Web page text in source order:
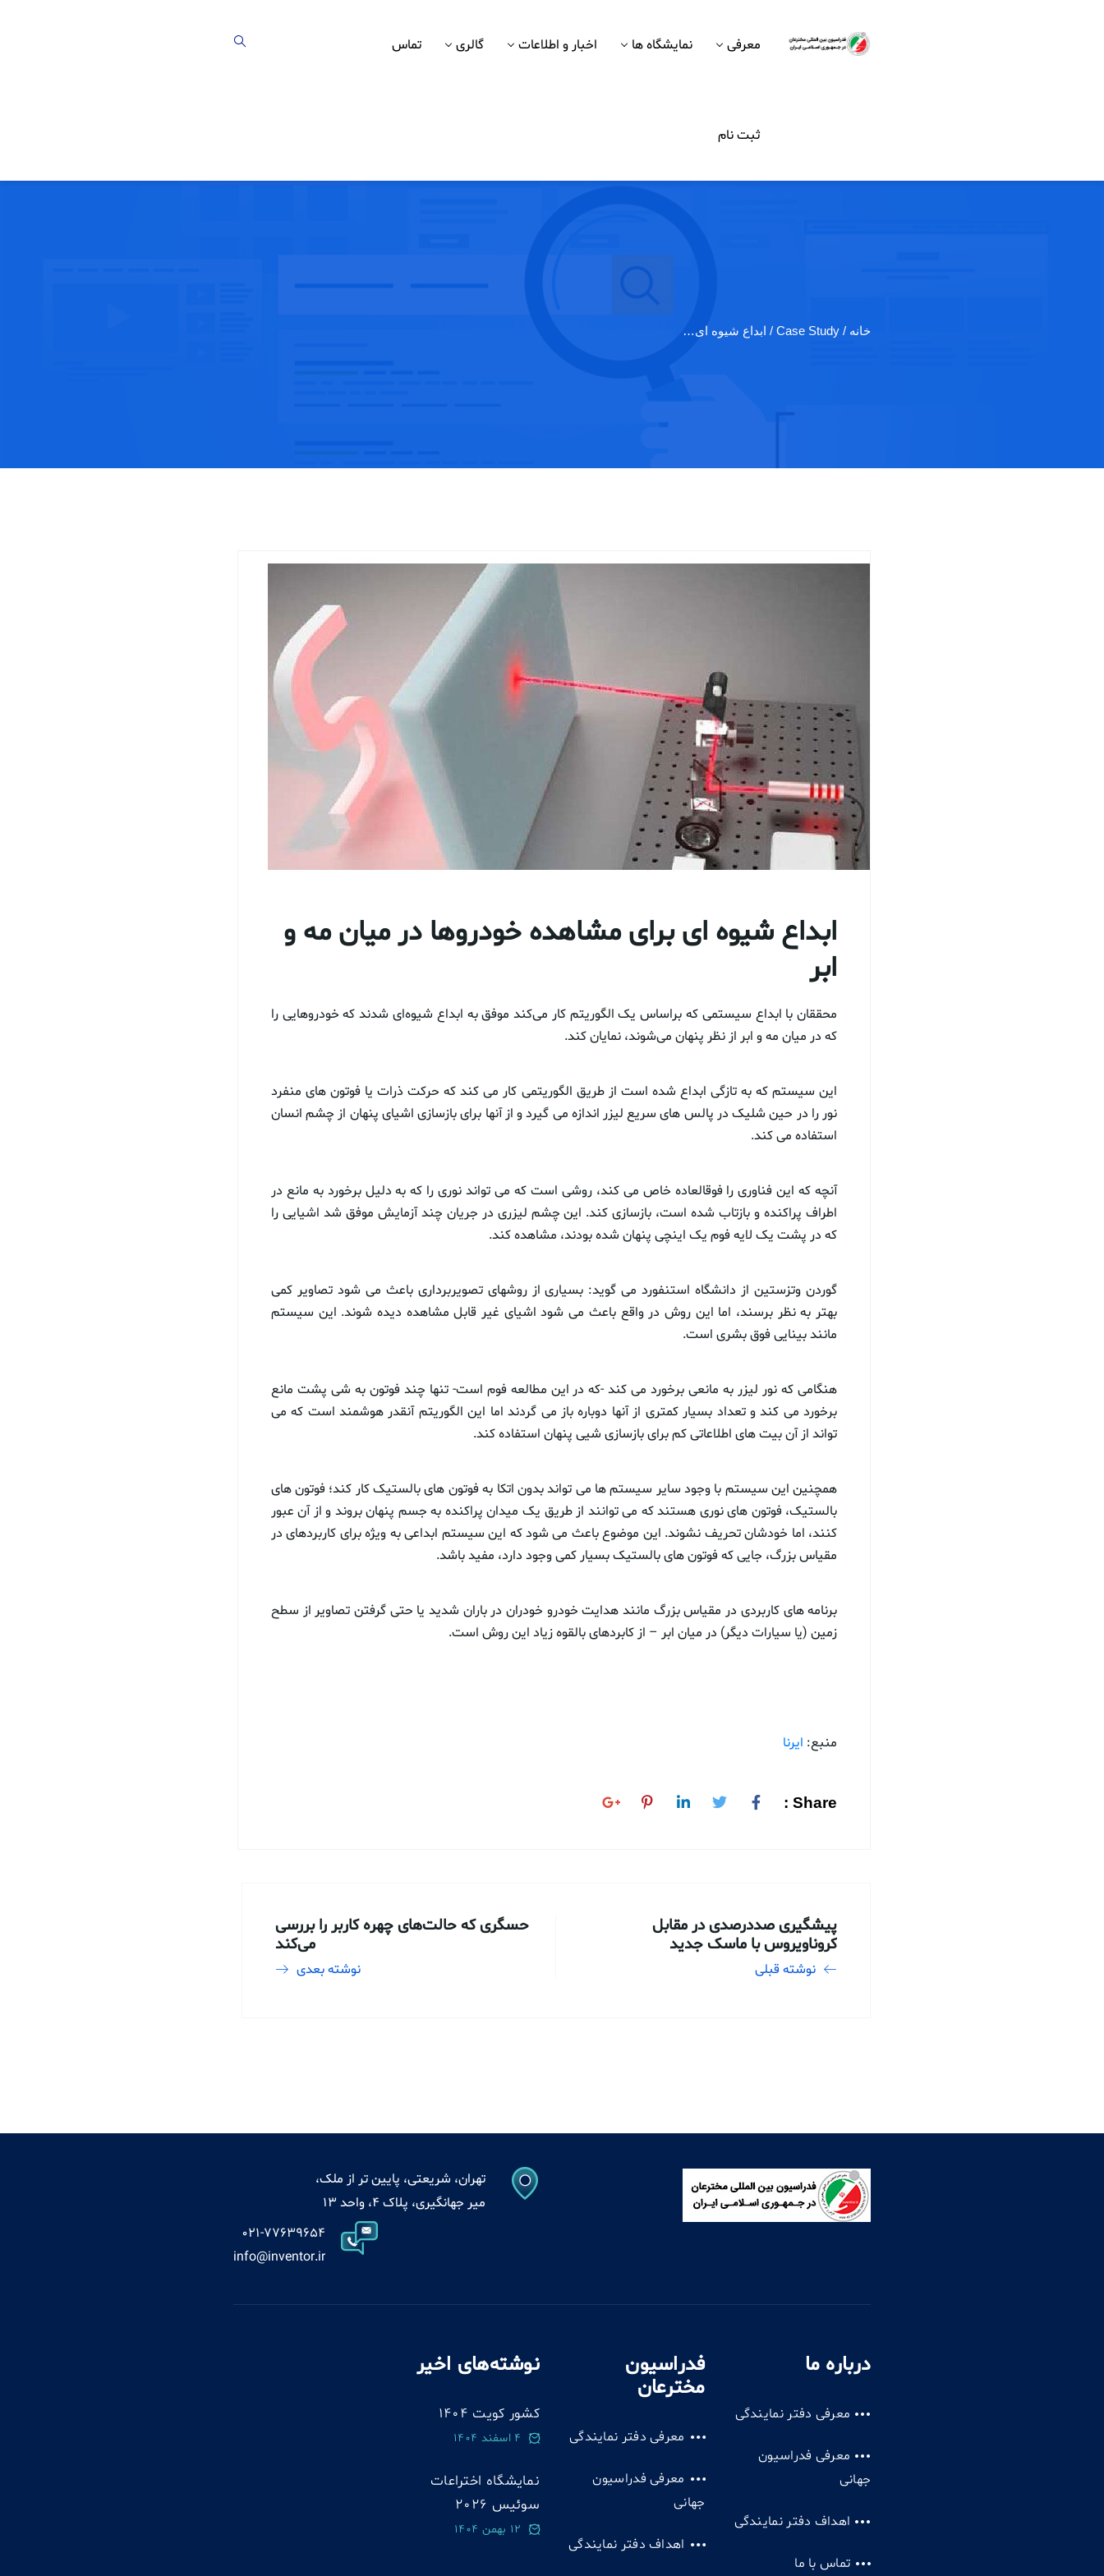
معرفی نمایشگاه ها اخبار و اطلاعات گالری تماس
ثبت نام
خانه / Case Study / ابداع شیوه ای…
ابداع شیوه ای برای مشاهده خودروها در میان مه و
ابر
محققان با ابداع سیستمی که براساس یک الگوریتم کار می‌کند موفق به ابداع شیوه‌ای شدند که خودروهایی را
که در میان مه و ابر از نظر پنهان می‌شوند، نمایان کند.
این سیستم که به تازگی ابداع شده است از طریق الگوریتمی کار می کند که حرکت ذرات یا فوتون های منفرد
نور را در حین شلیک در پالس های سریع لیزر اندازه می گیرد و از آنها برای بازسازی اشیای پنهان از چشم انسان
استفاده می کند.
آنچه که این فناوری را فوقالعاده خاص می کند، روشی است که می تواند نوری را که به دلیل برخورد به مانع در
اطراف پراکنده و بازتاب شده است، بازسازی کند. این چشم لیزری در جریان چند آزمایش موفق شد اشیایی را
که در پشت یک لایه فوم یک اینچی پنهان شده بودند، مشاهده کند.
گوردن وتزستین از دانشگاه استنفورد می گوید: بسیاری از روشهای تصویربرداری باعث می شود تصاویر کمی
بهتر به نظر برسند، اما این روش در واقع باعث می شود اشیای غیر قابل مشاهده دیده شوند. این سیستم
مانند بینایی فوق بشری است.
هنگامی که نور لیزر به مانعی برخورد می کند -که در این مطالعه فوم است- تنها چند فوتون به شی پشت مانع
برخورد می کند و تعداد بسیار کمتری از آنها دوباره باز می گردند اما این الگوریتم آنقدر هوشمند است که می
تواند از آن بیت های اطلاعاتی کم برای بازسازی شیی پنهان استفاده کند.
همچنین این سیستم با وجود سایر سیستم ها می تواند بدون اتکا به فوتون های بالستیک کار کند؛ فوتون های
بالستیک، فوتون های نوری هستند که می توانند از طریق یک میدان پراکنده به جسم پنهان بروند و از آن عبور
کنند، اما خودشان تحریف نشوند. این موضوع باعث می شود که این سیستم ابداعی به ویژه برای کاربردهای در
مقیاس بزرگ، جایی که فوتون های بالستیک بسیار کمی وجود دارد، مفید باشد.
برنامه های کاربردی در مقیاس بزرگ مانند هدایت خودرو خودران در باران شدید یا حتی گرفتن تصاویر از سطح
زمین (یا سیارات دیگر) در میان ابر – از کابردهای بالقوه زیاد این روش است.
منبع: ایرنا
Share :
پیشگیری صددرصدی در مقابل
کروناویروس با ماسک جدید
نوشته قبلی
حسگری که حالت‌های چهره کاربر را بررسی
می‌کند
نوشته بعدی
تهران، شریعتی، پایین تر از ملک،
میر جهانگیری، پلاک 4، واحد 13
021-77639654
info@inventor.ir
درباره ما
معرفی دفتر نمایندگی
معرفی فدراسیون
جهانی
اهداف دفتر نمایندگی
تماس با ما
فدراسیون
مخترعان
معرفی دفتر نمایندگی
معرفی فدراسیون
جهانی
اهداف دفتر نمایندگی
نوشته‌های اخیر
کشور کویت 1404
4 اسفند 1404
نمایشگاه اختراعات
سوئيس 2026
12 بهمن 1404